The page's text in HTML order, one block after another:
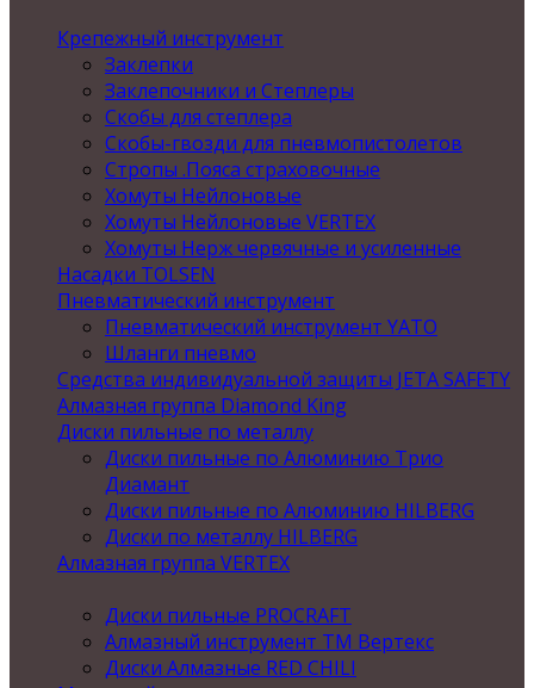
Крепежный инструмент
Заклепки
Заклепочники и Степлеры
Скобы для степлера
Скобы-гвозди для пневмопистолетов
Стропы .Пояса страховочные
Хомуты Нейлоновые
Хомуты Нейлоновые VERTEX
Хомуты Нерж червячные и усиленные
Насадки TOLSEN
Пневматический инструмент
Пневматический инструмент YATO
Шланги пневмо
Средства индивидуальной защиты JETA SAFETY
Алмазная группа Diamond King
Диски пильные по металлу
Диски пильные по Алюминию Трио
Диамант
Диски пильные по Алюминию HILBERG
Диски по металлу HILBERG
Алмазная группа VERTEX
Диски пильные PROCRAFT
Алмазный инструмент ТМ Вертекс
Диски Алмазные RED CHILI